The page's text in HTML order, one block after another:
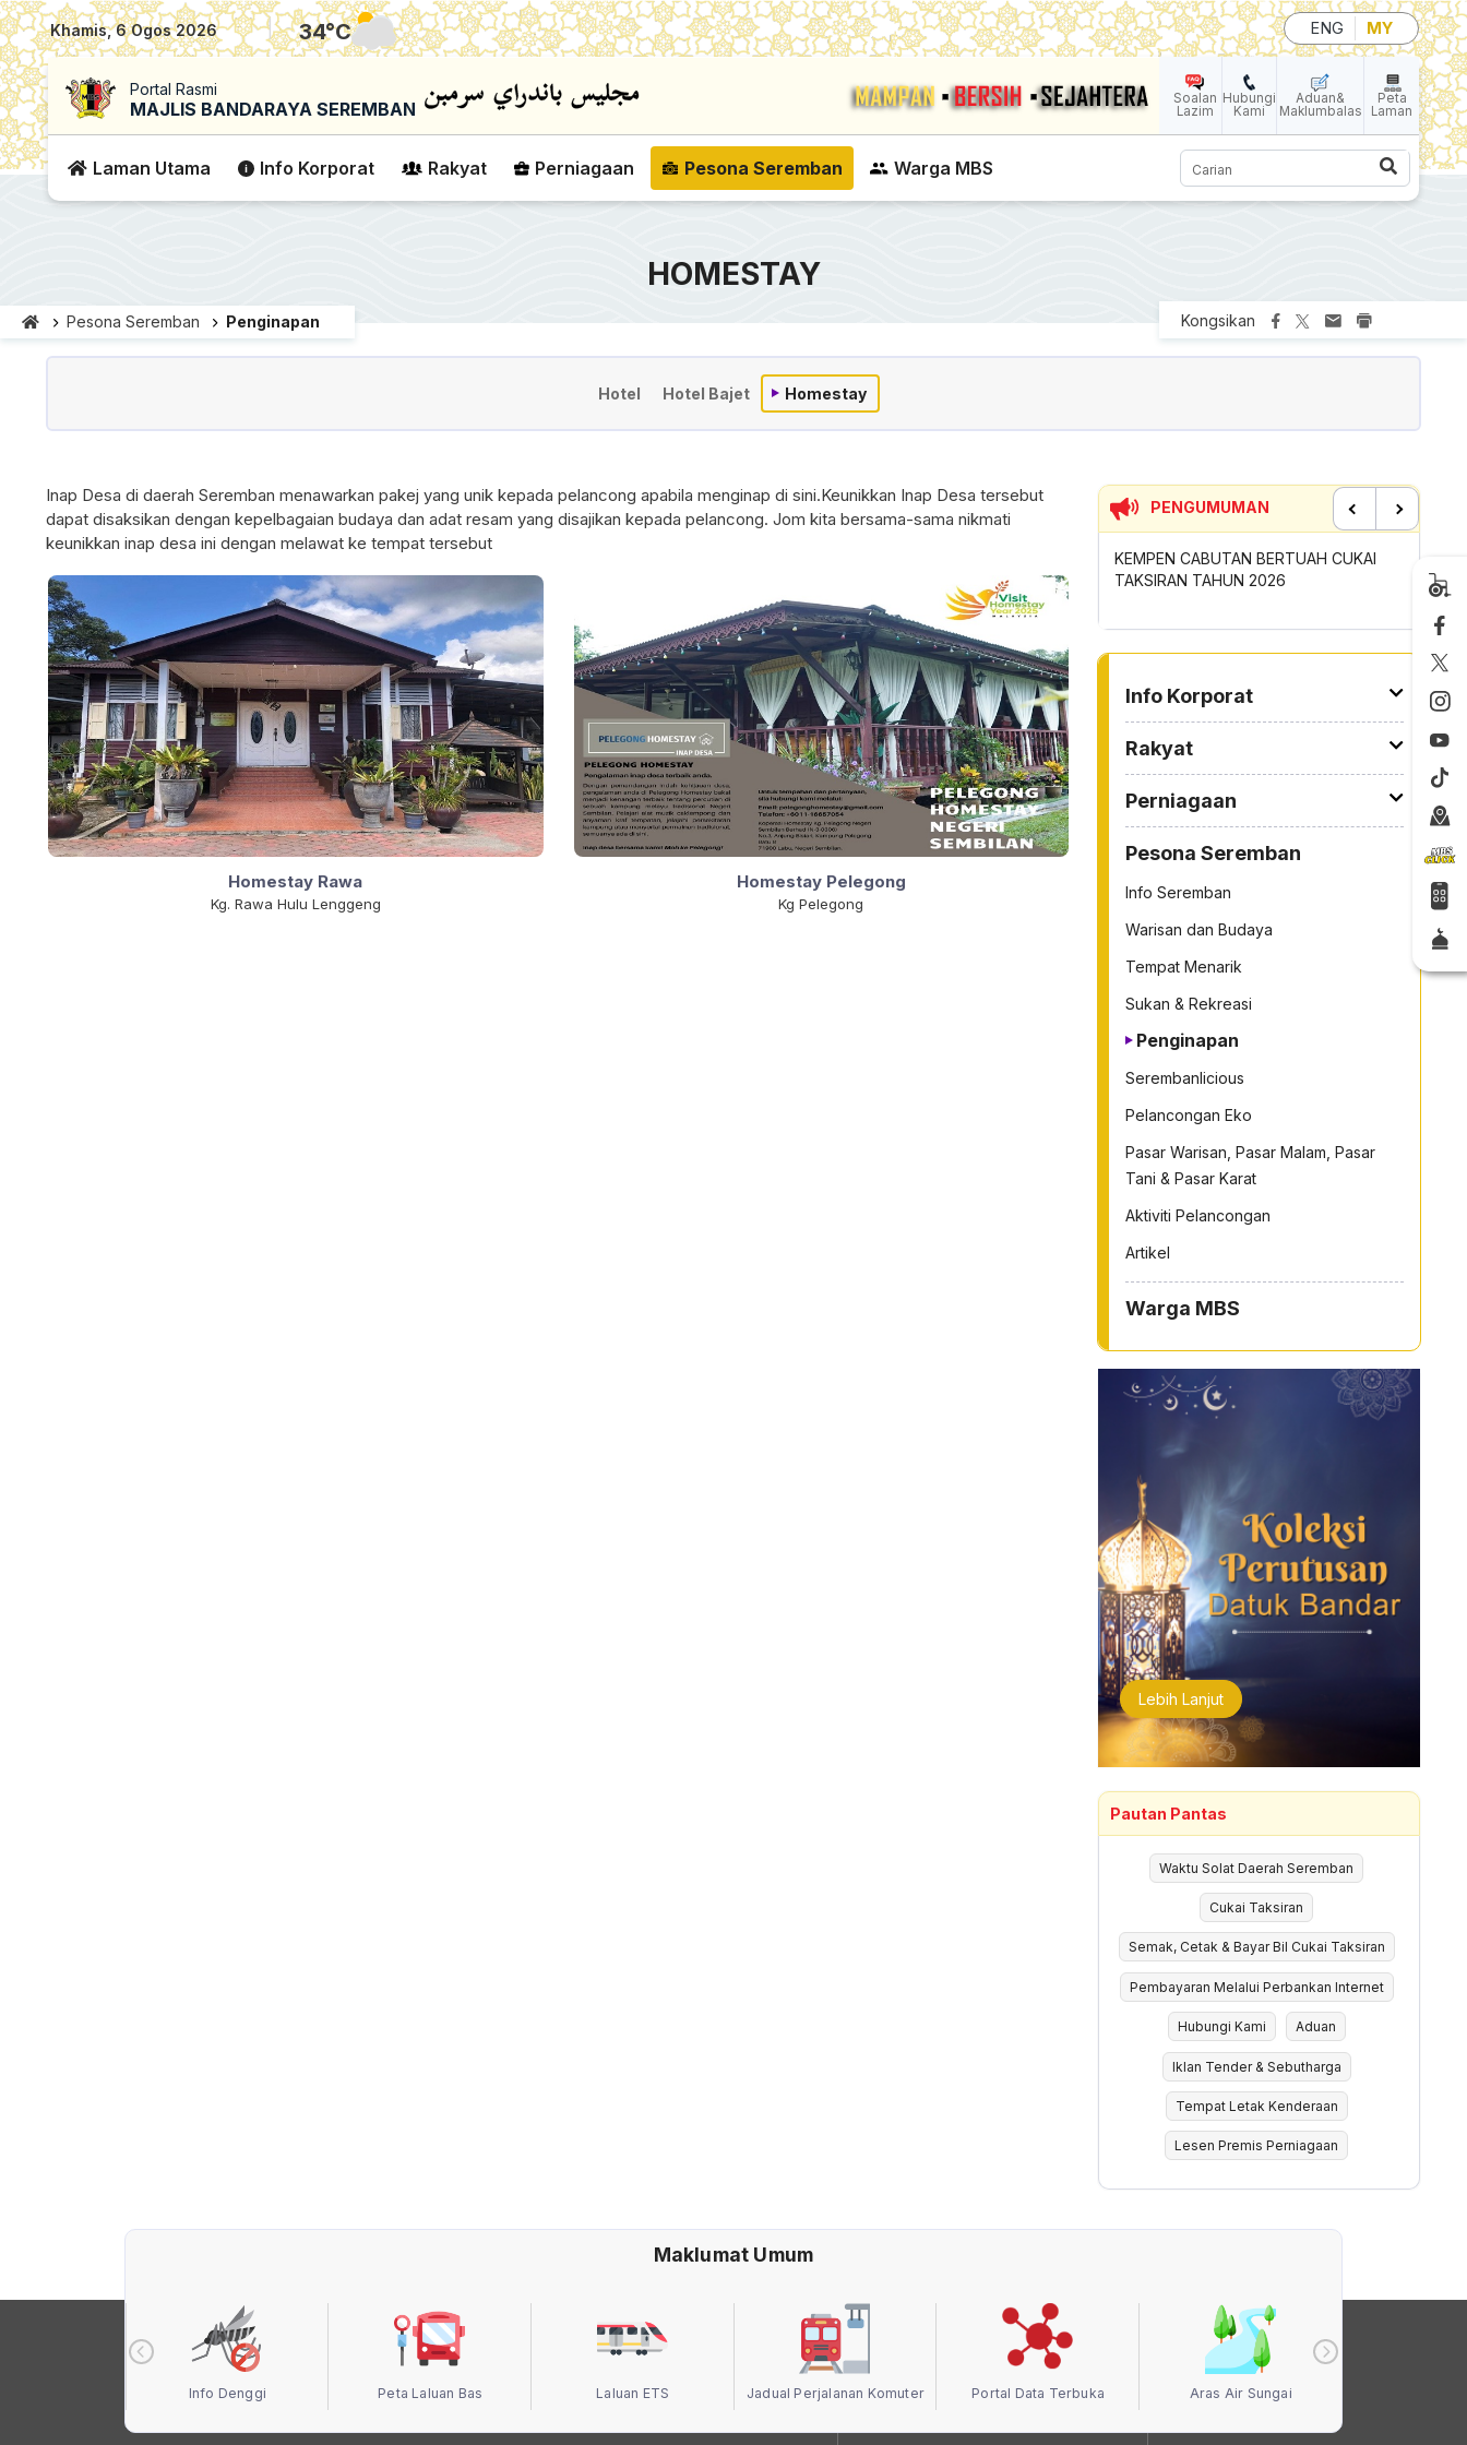
Skip to main content
Khamis, 6 Ogos 2026 | 34°C ENG MY
Portal Rasmi
MAJLIS BANDARAYA SEREMBAN
Soalan
Lazim
Hubungi
Kami
Aduan&
Maklumbalas
Peta
Laman
Laman Utama Info Korporat Rakyat Perniagaan Pesona Seremban Warga MBS Carian
HOMESTAY
Pesona Seremban Penginapan Kongsikan
Hotel Hotel Bajet Homestay
Inap Desa di daerah Seremban menawarkan pakej yang unik kepada pelancong apabila menginap di sini.Keunikkan Inap Desa tersebut
dapat disaksikan dengan kepelbagaian budaya dan adat resam yang disajikan kepada pelancong. Jom kita bersama-sama nikmati
keunikkan inap desa ini dengan melawat ke tempat tersebut
Homestay Rawa
Kg. Rawa Hulu Lenggeng
Homestay Pelegong
Kg Pelegong
PENGUMUMAN
DATUK BANDAR MAJLIS BANDARAYA
SEREMBAN
TAKSIRAN TAHUN 2026
SUMBANGAN INSENTIF AKTIVITI
GOTONG-ROYONG MBS TAHUN 2026
TONG
Info Korporat
Rakyat
Perniagaan
Pesona Seremban
Info Seremban
Warisan dan Budaya
Tempat Menarik
Sukan & Rekreasi
Penginapan
Serembanlicious
Pelancongan Eko
Pasar Warisan, Pasar Malam, Pasar
Tani & Pasar Karat
Aktiviti Pelancongan
Artikel
Warga MBS
Lebih Lanjut
Pautan Pantas
Waktu Solat Daerah Seremban
Cukai Taksiran
Semak, Cetak & Bayar Bil Cukai Taksiran
Pembayaran Melalui Perbankan Internet
Hubungi Kami Aduan
Iklan Tender & Sebutharga
Tempat Letak Kenderaan
Lesen Premis Perniagaan
Maklumat Umum
Info Denggi Peta Laluan Bas Laluan ETS Jadual Perjalanan Komuter Portal Data Terbuka Aras Air Sungai